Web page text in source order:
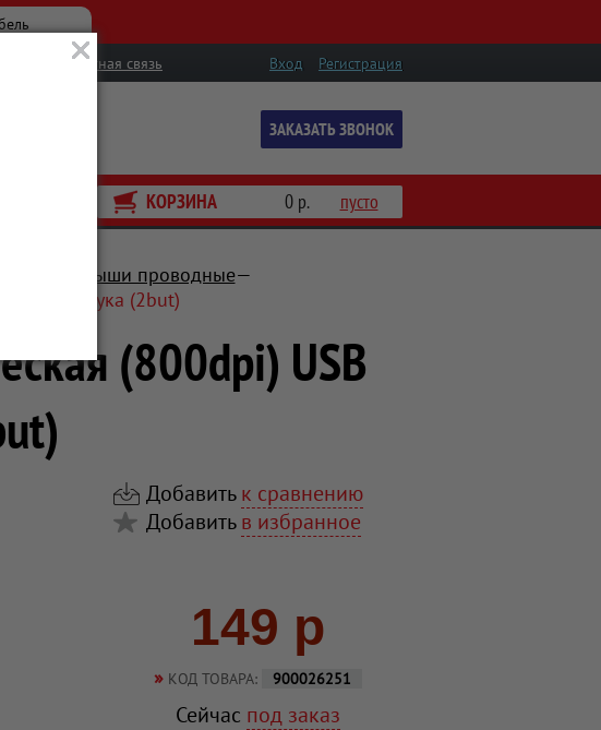
Вход Регистрация
Обратная связь
ЗАКАЗАТЬ ЗВОНОК
КОРЗИНА 0 р. пусто
Мыши проводные
ноутбука (2but)
(800dpi) USB
Добавитьк сравнению
Добавитьв избранное
149 р
» КОД ТОВАРА: 900026251
Сейчас под заказ